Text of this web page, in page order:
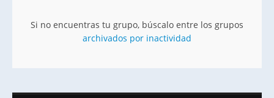
Si no encuentras tu grupo, búscalo entre los grupos
archivados por inactividad